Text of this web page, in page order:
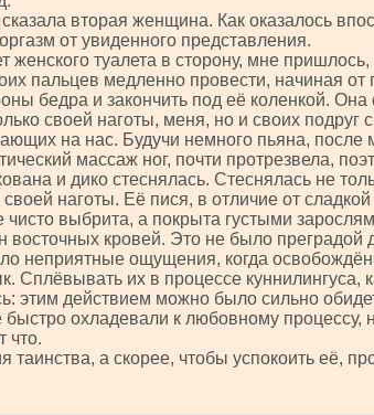
вторая женщина. Как оказалось
от увиденного представления.
женского туалета в сторону, мне пришлось,
пальцев медленно провести, начиная от
бедра и закончить под её коленкой. Она
своей наготы, меня, но и своих подруг
на нас. Будучи немного пьяна, после
массаж ног, почти протрезвела,
и дико стеснялась. Стеснялась не
своей наготы. Её пися, в отличие от
чисто выбрита, а покрыта густыми
восточных кровей. Это не было преградой
неприятные ощущения, когда
Сплёвывать их в процессе куннилингуса,
этим действием можно было сильно
охладевали к любовному процессу,
что.
таинства, а скорее, чтобы успокоить её,